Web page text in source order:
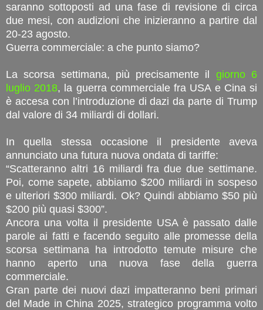
saranno sottoposti ad una fase di revisione di circa
due mesi, con audizioni che inizieranno a partire dal
20-23 agosto.
Guerra commerciale: a che punto siamo?
La scorsa settimana, più precisamente il giorno 6
luglio 2018, la guerra commerciale fra USA e Cina si
è accesa con l’introduzione di dazi da parte di Trump
dal valore di 34 miliardi di dollari.
In quella stessa occasione il presidente aveva
annunciato una futura nuova ondata di tariffe:
“Scatteranno altri 16 miliardi fra due due settimane.
Poi, come sapete, abbiamo $200 miliardi in sospeso
e ulteriori $300 miliardi. Ok? Quindi abbiamo $50 più
$200 più quasi $300”.
Ancora una volta il presidente USA è passato dalle
parole ai fatti e facendo seguito alle promesse della
scorsa settimana ha introdotto temute misure che
hanno aperto una nuova fase della guerra
commerciale.
Gran parte dei nuovi dazi impatteranno beni primari
del Made in China 2025, strategico programma volto